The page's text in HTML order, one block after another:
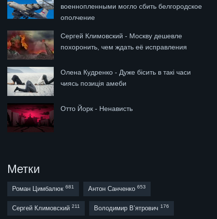
военнопленными могло сбить белгородское
ополчение
Сергей Климовский - Москву дешевле
похоронить, чем ждать её исправления
Олена Кудренко - Дуже бісить в такі часи
чиясь позиція амеби
Отто Йорк - Ненависть
Метки
Роман Цимбалюк 681 Антон Санченко 653
Сергей Климовский 211 Володимир В’ятрович 176